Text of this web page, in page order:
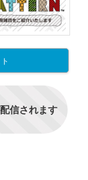
信されます